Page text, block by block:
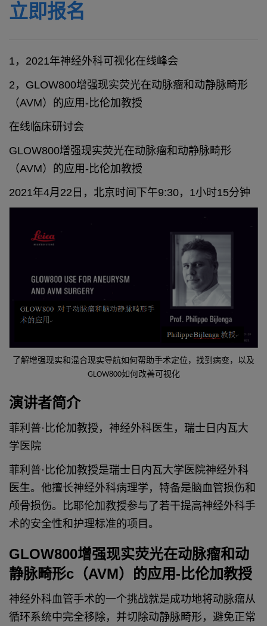
立即报名
1，2021年神经外科可视化在线峰会
2，GLOW800增强现实荧光在动脉瘤和动静脉畸形
（AVM）的应用-比伦加教授
在线临床研讨会
GLOW800增强现实荧光在动脉瘤和动静脉畸形
（AVM）的应用-比伦加教授
2021年4月22日，北京时间下午9:30，1小时15分钟
了解增强现实和混合现实导航如何帮助手术定位，找到病变，以及
GLOW800如何改善可视化
演讲者简介
菲利普·比伦加教授，神经外科医生，瑞士日内瓦大
学医院
菲利普·比伦加教授是瑞士日内瓦大学医院神经外科
医生。他擅长神经外科病理学，特备是脑血管损伤和
颅骨损伤。比耶伦加教授参与了若干提高神经外科手
术的安全性和护理标准的项目。
GLOW800增强现实荧光在动脉瘤和动
静脉畸形c（AVM）的应用-比伦加教授
神经外科血管手术的一个挑战就是成功地将动脉瘤从
循环系统中完全移除，并切除动静脉畸形，避免正常